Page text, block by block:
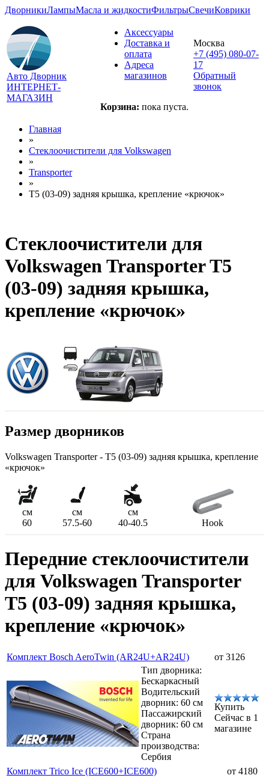
ДворникиЛампыМасла и жидкостиФильтрыСвечиКоврики
Авто Дворник
ИНТЕРНЕТ-
МАГАЗИН
Аксессуары
Доставка и
оплата
Адреса
магазинов
Корзина: пока пуста.
Москва
+7 (495) 080-07-
17
Обратный
звонок
Главная
»
Стеклоочистители для Volkswagen
»
Transporter
»
T5 (03-09) задняя крышка, крепление «крючок»
Стеклоочистители для
Volkswagen Transporter T5
(03-09) задняя крышка,
крепление «крючок»
Размер дворников
Volkswagen Transporter - T5 (03-09) задняя крышка, крепление
«крючок»
см см
см
60
57.5-60 40-40.5 Hook
Передние стеклоочистители
для Volkswagen Transporter
T5 (03-09) задняя крышка,
крепление «крючок»
Комплект Bosch AeroTwin (AR24U+AR24U)
от 3126
Тип дворника:
Бескаркасный
Водительский
дворник: 60 см
Пассажирский
дворник: 60 см
Страна
производства:
Сербия
Купить
Сейчас в 1
магазине
Комплект Trico Ice (ICE600+ICE600)
от 4180